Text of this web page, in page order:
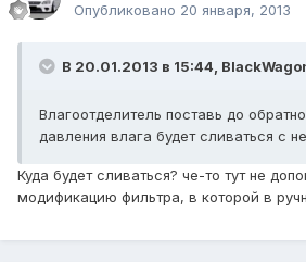
Опубликовано 20 января, 2013
В 20.01.2013 в 15:44,
Влагоотделитель поставь до
давления влага будет сливаться с
Куда будет сливаться? че-то тут не
модификацию фильтра, в которой в